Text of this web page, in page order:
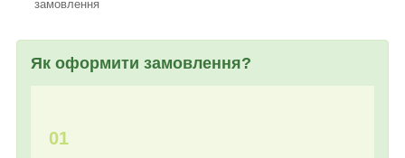
замовлення
Як оформити замовлення?
01